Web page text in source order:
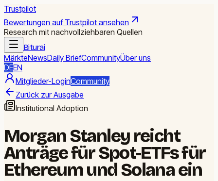
Trustpilot
Bewertungen auf Trustpilot ansehen
Research mit nachvollziehbaren Quellen
Biturai
MärkteNewsDaily BriefCommunityÜber uns
DEEN
Mitglieder-LoginCommunity
Zurück zur Ausgabe
Institutional Adoption
Morgan Stanley reicht
Anträge für Spot-ETFs für
Ethereum und Solana ein